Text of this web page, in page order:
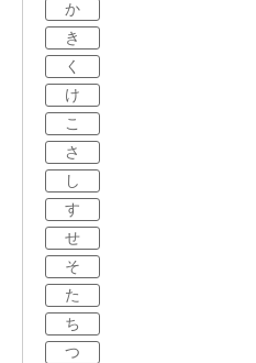
か
き
く
け
こ
さ
し
す
せ
そ
た
ち
つ